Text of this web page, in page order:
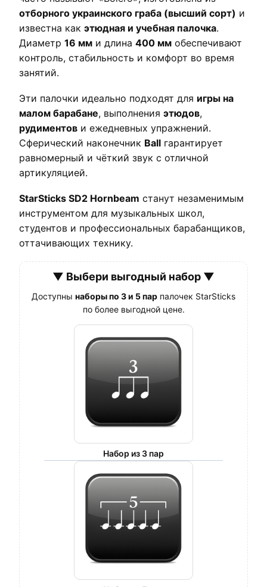
отборного украинского граба (высший сорт) и
известна как этюдная и учебная палочка.
Диаметр 16 мм и длина 400 мм обеспечивают
контроль, стабильность и комфорт во время
занятий.
Эти палочки идеально подходят для игры на
малом барабане, выполнения этюдов,
рудиментов и ежедневных упражнений.
Сферический наконечник Ball гарантирует
равномерный и чёткий звук с отличной
артикуляцией.
StarSticks SD2 Hornbeam станут незаменимым
инструментом для музыкальных школ,
студентов и профессиональных барабанщиков,
оттачивающих технику.
▼ Выбери выгодный набор ▼
Доступны наборы по 3 и 5 пар палочек StarSticks
по более выгодной цене.
Набор из 3 пар